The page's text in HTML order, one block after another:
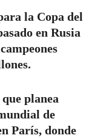
la Copa del
en Rusia
planea
de
París, donde